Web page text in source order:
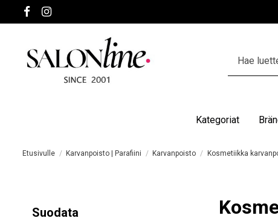
Kategoriat
Etusivulle Karvanpoisto | Parafiini Karvanpoisto Kosmetiikka
Suodata